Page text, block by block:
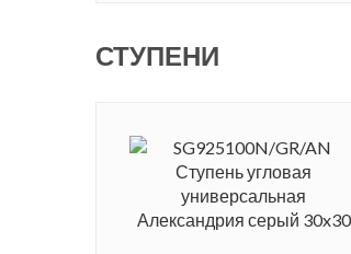
СТУПЕНИ